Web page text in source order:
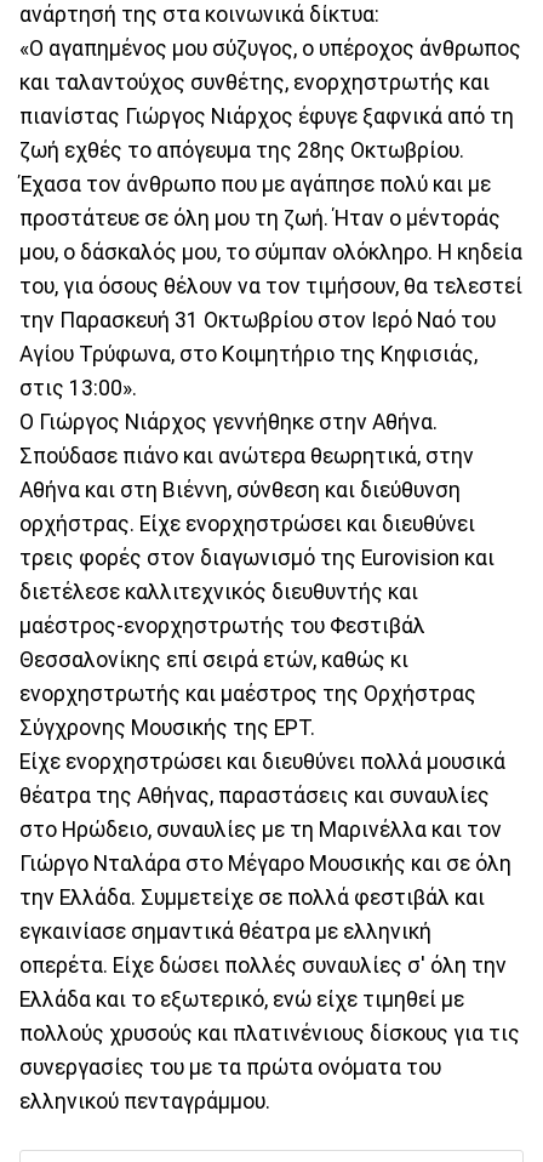
ανάρτησή της στα κοινωνικά δίκτυα:
«Ο αγαπημένος μου σύζυγος, ο υπέροχος άνθρωπος
και ταλαντούχος συνθέτης, ενορχηστρωτής και
πιανίστας Γιώργος Νιάρχος έφυγε ξαφνικά από τη
ζωή εχθές το απόγευμα της 28ης Οκτωβρίου.
Έχασα τον άνθρωπο που με αγάπησε πολύ και με
προστάτευε σε όλη μου τη ζωή. Ήταν ο μέντοράς
μου, ο δάσκαλός μου, το σύμπαν ολόκληρο. Η κηδεία
του, για όσους θέλουν να τον τιμήσουν, θα τελεστεί
την Παρασκευή 31 Οκτωβρίου στον Ιερό Ναό του
Αγίου Τρύφωνα, στο Κοιμητήριο της Κηφισιάς,
στις 13:00».
Ο Γιώργος Νιάρχος γεννήθηκε στην Αθήνα.
Σπούδασε πιάνο και ανώτερα θεωρητικά, στην
Αθήνα και στη Βιέννη, σύνθεση και διεύθυνση
ορχήστρας. Είχε ενορχηστρώσει και διευθύνει
τρεις φορές στον διαγωνισμό της Eurovision και
διετέλεσε καλλιτεχνικός διευθυντής και
μαέστρος-ενορχηστρωτής του Φεστιβάλ
Θεσσαλονίκης επί σειρά ετών, καθώς κι
ενορχηστρωτής και μαέστρος της Ορχήστρας
Σύγχρονης Μουσικής της ΕΡΤ.
Είχε ενορχηστρώσει και διευθύνει πολλά μουσικά
θέατρα της Αθήνας, παραστάσεις και συναυλίες
στο Ηρώδειο, συναυλίες με τη Μαρινέλλα και τον
Γιώργο Νταλάρα στο Μέγαρο Μουσικής και σε όλη
την Ελλάδα. Συμμετείχε σε πολλά φεστιβάλ και
εγκαινίασε σημαντικά θέατρα με ελληνική
οπερέτα. Είχε δώσει πολλές συναυλίες σ' όλη την
Ελλάδα και το εξωτερικό, ενώ είχε τιμηθεί με
πολλούς χρυσούς και πλατινένιους δίσκους για τις
συνεργασίες του με τα πρώτα ονόματα του
ελληνικού πενταγράμμου.